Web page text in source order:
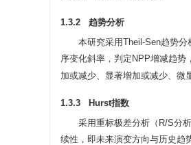
1.3.2 趋势分析
本研究采用Theil-Sen趋势
序变化斜率，判定NPP增减趋势
加或减少、显著增加或减少、微
1.3.3 Hurst指数
采用重标极差分析（R/S分
续性，即未来演变方向与历史趋